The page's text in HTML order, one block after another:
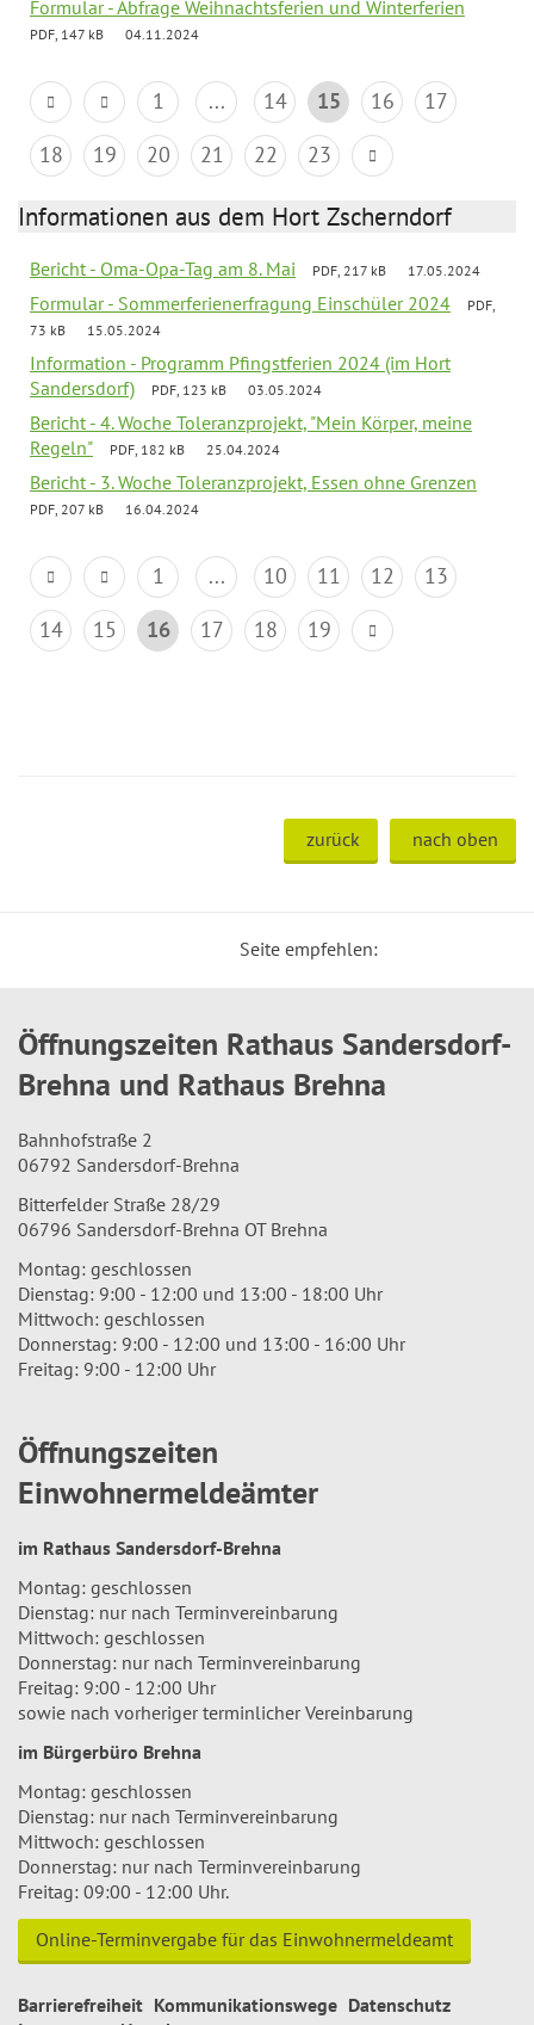
Formular - Abfrage Weihnachtsferien und Winterferien
PDF, 147 kB 04.11.2024
1 ... 14 15 16
17
18
19 20 21 22 23
Informationen aus dem Hort Zscherndorf
Bericht - Oma-Opa-Tag am 8. Mai PDF, 217 kB 17.05.2024
Formular - Sommerferienerfragung Einschüler 2024
PDF,
73 kB
15.05.2024
Information - Programm Pfingstferien 2024 (im Hort
Sandersdorf)
PDF, 123 kB 03.05.2024
Bericht - 4. Woche Toleranzprojekt, "Mein Körper, meine
Regeln"
PDF, 182 kB 25.04.2024
Bericht - 3. Woche Toleranzprojekt, Essen ohne Grenzen
PDF, 207 kB 16.04.2024
1 ... 10 11 12
13
14
15 16 17 18 19
zurück nach oben
Seite empfehlen:
Öffnungszeiten Rathaus Sandersdorf-
Brehna und Rathaus Brehna
Bahnhofstraße 2
06792 Sandersdorf-Brehna
Bitterfelder Straße 28/29
06796 Sandersdorf-Brehna OT Brehna
Montag: geschlossen
Dienstag: 9:00 - 12:00 und 13:00 - 18:00 Uhr
Mittwoch: geschlossen
Donnerstag: 9:00 - 12:00 und 13:00 - 16:00 Uhr
Freitag: 9:00 - 12:00 Uhr
Öffnungszeiten
Einwohnermeldeämter
im Rathaus Sandersdorf-Brehna
Montag: geschlossen
Dienstag: nur nach Terminvereinbarung
Mittwoch: geschlossen
Donnerstag: nur nach Terminvereinbarung
Freitag: 9:00 - 12:00 Uhr
sowie nach vorheriger terminlicher Vereinbarung
im Bürgerbüro Brehna
Montag: geschlossen
Dienstag: nur nach Terminvereinbarung
Mittwoch: geschlossen
Donnerstag: nur nach Terminvereinbarung
Freitag: 09:00 - 12:00 Uhr.
Online-Terminvergabe für das Einwohnermeldeamt
Barrierefreiheit Kommunikationswege Datenschutz